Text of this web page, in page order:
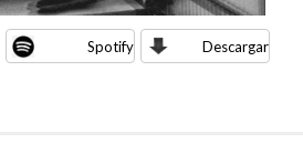
Spotify Descargar